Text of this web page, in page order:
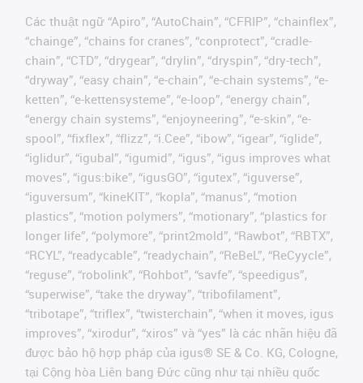
Các thuật ngữ “Apiro”, “AutoChain”, “CFRIP”, “chainflex”,
“chainge”, “chains for cranes”, “conprotect”, “cradle-
chain”, “CTD”, “drygear”, “drylin”, “dryspin”, “dry-tech”,
“dryway”, “easy chain”, “e-chain”, “e-chain systems”, “e-
ketten”, “e-kettensysteme”, “e-loop”, “energy chain”,
“energy chain systems”, “enjoyneering”, “e-skin”, “e-
spool”, “fixflex”, “flizz”, “i.Cee”, “ibow”, “igear”, “iglide”,
“iglidur”, “igubal”, “igumid”, “igus”, “igus improves what
moves”, “igus:bike”, “igusGO”, “igutex”, “iguverse”,
“iguversum”, “kineKIT”, “kopla”, “manus”, “motion
plastics”, “motion polymers”, “motionary”, “plastics for
longer life”, “polymore”, “print2mold”, “Rawbot”, “RBTX”,
“RCYL”, “readycable”, “readychain”, “ReBeL”, “ReCyycle”,
“reguse”, “robolink”, “Rohbot”, “savfe”, “speedigus”,
“superwise”, “take the dryway”, “tribofilament”,
“tribotape”, “triflex”, “twisterchain”, “when it moves, igus
improves”, “xirodur”, “xiros” và “yes” là các nhãn hiệu đã
được bảo hộ hợp pháp của igus® SE & Co. KG, Cologne,
tại Cộng hòa Liên bang Đức cũng như tại nhiều quốc